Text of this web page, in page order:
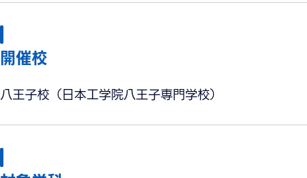
開催校
八王子校（日本工学院八王子専門学校）